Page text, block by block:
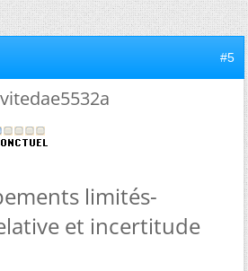
#5
limités-
et incertitude